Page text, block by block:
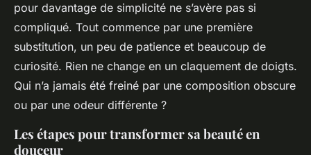
pour davantage de simplicité ne s’avère pas si
compliqué. Tout commence par une première
substitution, un peu de patience et beaucoup de
curiosité. Rien ne change en un claquement de doigts.
Qui n’a jamais été freiné par une composition obscure
ou par une odeur différente ?
Les étapes pour transformer sa beauté en
douceur